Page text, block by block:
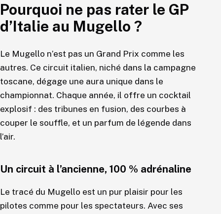
Pourquoi ne pas rater le GP
d’Italie au Mugello ?
Le Mugello n’est pas un Grand Prix comme les
autres. Ce circuit italien, niché dans la campagne
toscane, dégage une aura unique dans le
championnat. Chaque année, il offre un cocktail
explosif : des tribunes en fusion, des courbes à
couper le souffle, et un parfum de légende dans
l’air.
Un circuit à l’ancienne, 100 % adrénaline
Le tracé du Mugello est un pur plaisir pour les
pilotes comme pour les spectateurs. Avec ses